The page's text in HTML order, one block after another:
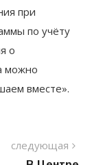
к
при
по учёту
о
можно
вместе».